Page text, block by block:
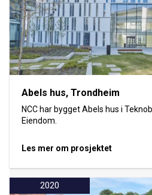
Abels hus, Trondheim
NCC har bygget Abels hus i
Eiendom.
Les mer om prosjektet
2020